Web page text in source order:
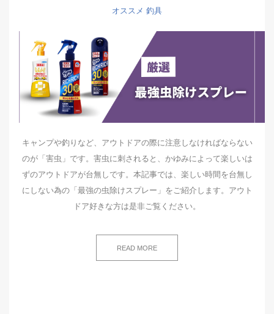
オススメ 釣具
キャンプや釣りなど、アウトドアの際に注意しなければならない
のが「害虫」です。害虫に刺されると、かゆみによって楽しいは
ずのアウトドアが台無しです。本記事では、楽しい時間を台無し
にしない為の「最強の虫除けスプレー」をご紹介します。アウト
ドア好きな方は是非ご覧ください。
READ MORE